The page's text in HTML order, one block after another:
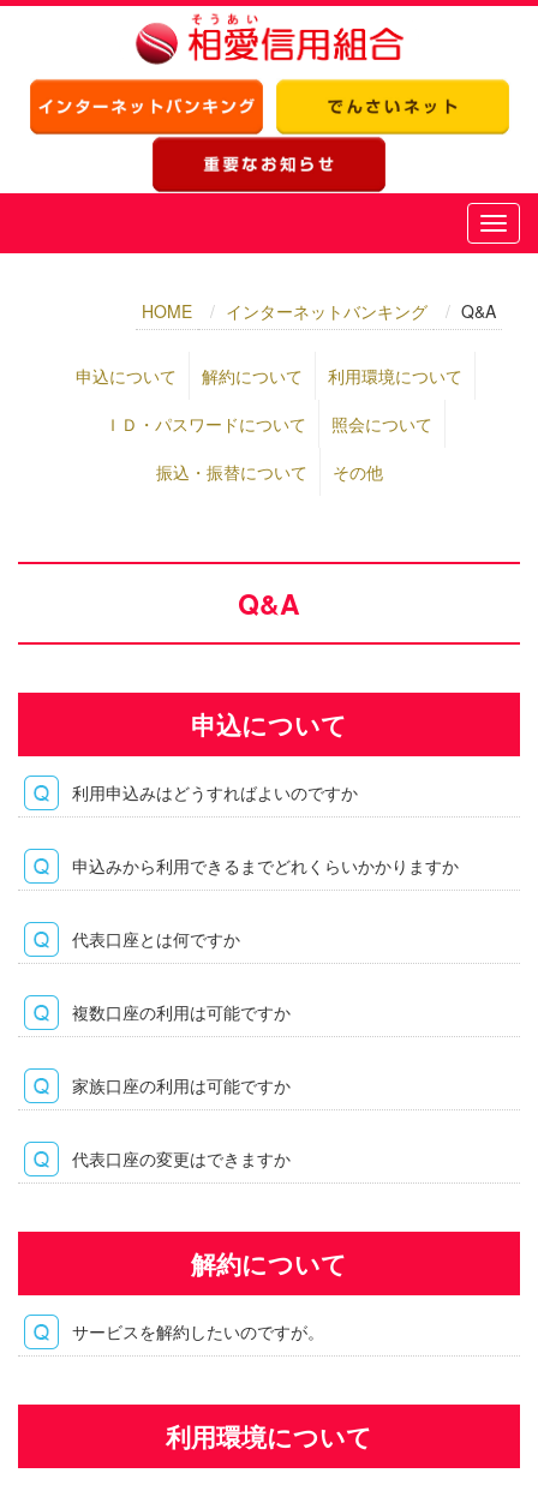
HOME インターネットバンキング Q&A
申込について 解約について
利用環境について
ＩＤ・パスワードについて
照会について
振込・振替について
その他
Q&A
申込について
利用申込みはどうすればよいのですか
申込みから利用できるまでどれくらいかかりますか
代表口座とは何ですか
複数口座の利用は可能ですか
家族口座の利用は可能ですか
代表口座の変更はできますか
解約について
サービスを解約したいのですが。
利用環境について